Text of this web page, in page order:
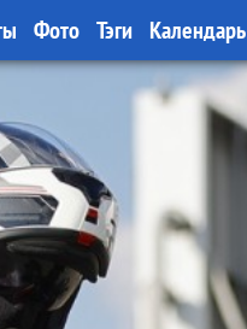
Фото Тэги Календарь